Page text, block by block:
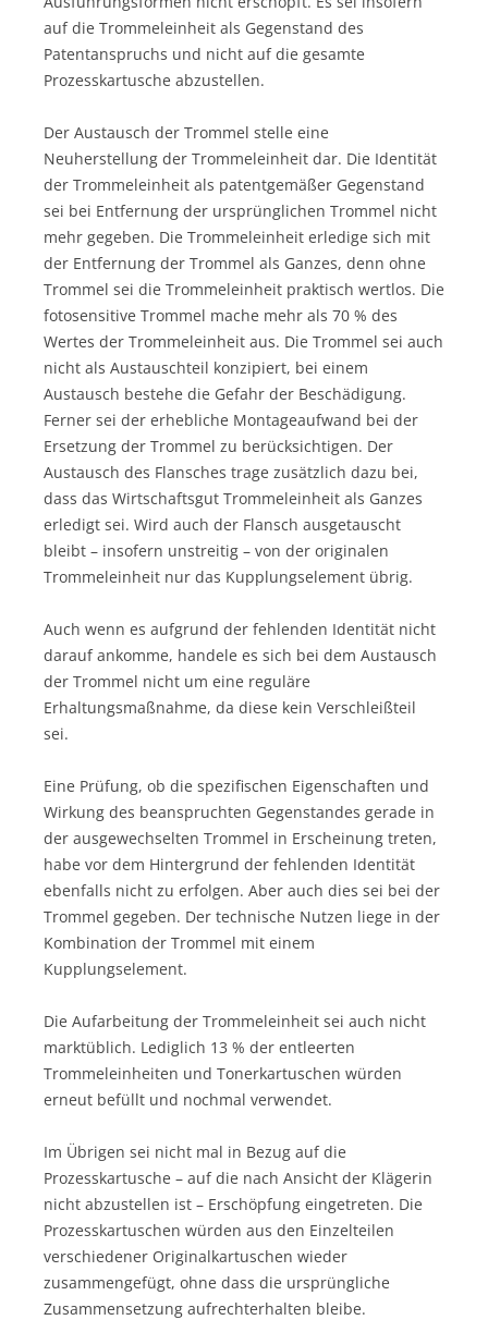
auf die Trommeleinheit als Gegenstand des
Patentanspruchs und nicht auf die gesamte
Prozesskartusche abzustellen.
Der Austausch der Trommel stelle eine
Neuherstellung der Trommeleinheit dar. Die Identität
der Trommeleinheit als patentgemäßer Gegenstand
sei bei Entfernung der ursprünglichen Trommel nicht
mehr gegeben. Die Trommeleinheit erledige sich mit
der Entfernung der Trommel als Ganzes, denn ohne
Trommel sei die Trommeleinheit praktisch wertlos. Die
fotosensitive Trommel mache mehr als 70 % des
Wertes der Trommeleinheit aus. Die Trommel sei auch
nicht als Austauschteil konzipiert, bei einem
Austausch bestehe die Gefahr der Beschädigung.
Ferner sei der erhebliche Montageaufwand bei der
Ersetzung der Trommel zu berücksichtigen. Der
Austausch des Flansches trage zusätzlich dazu bei,
dass das Wirtschaftsgut Trommeleinheit als Ganzes
erledigt sei. Wird auch der Flansch ausgetauscht
bleibt – insofern unstreitig – von der originalen
Trommeleinheit nur das Kupplungselement übrig.
Auch wenn es aufgrund der fehlenden Identität nicht
darauf ankomme, handele es sich bei dem Austausch
der Trommel nicht um eine reguläre
Erhaltungsmaßnahme, da diese kein Verschleißteil
sei.
Eine Prüfung, ob die spezifischen Eigenschaften und
Wirkung des beanspruchten Gegenstandes gerade in
der ausgewechselten Trommel in Erscheinung treten,
habe vor dem Hintergrund der fehlenden Identität
ebenfalls nicht zu erfolgen. Aber auch dies sei bei der
Trommel gegeben. Der technische Nutzen liege in der
Kombination der Trommel mit einem
Kupplungselement.
Die Aufarbeitung der Trommeleinheit sei auch nicht
marktüblich. Lediglich 13 % der entleerten
Trommeleinheiten und Tonerkartuschen würden
erneut befüllt und nochmal verwendet.
Im Übrigen sei nicht mal in Bezug auf die
Prozesskartusche – auf die nach Ansicht der Klägerin
nicht abzustellen ist – Erschöpfung eingetreten. Die
Prozesskartuschen würden aus den Einzelteilen
verschiedener Originalkartuschen wieder
zusammengefügt, ohne dass die ursprüngliche
Zusammensetzung aufrechterhalten bleibe.